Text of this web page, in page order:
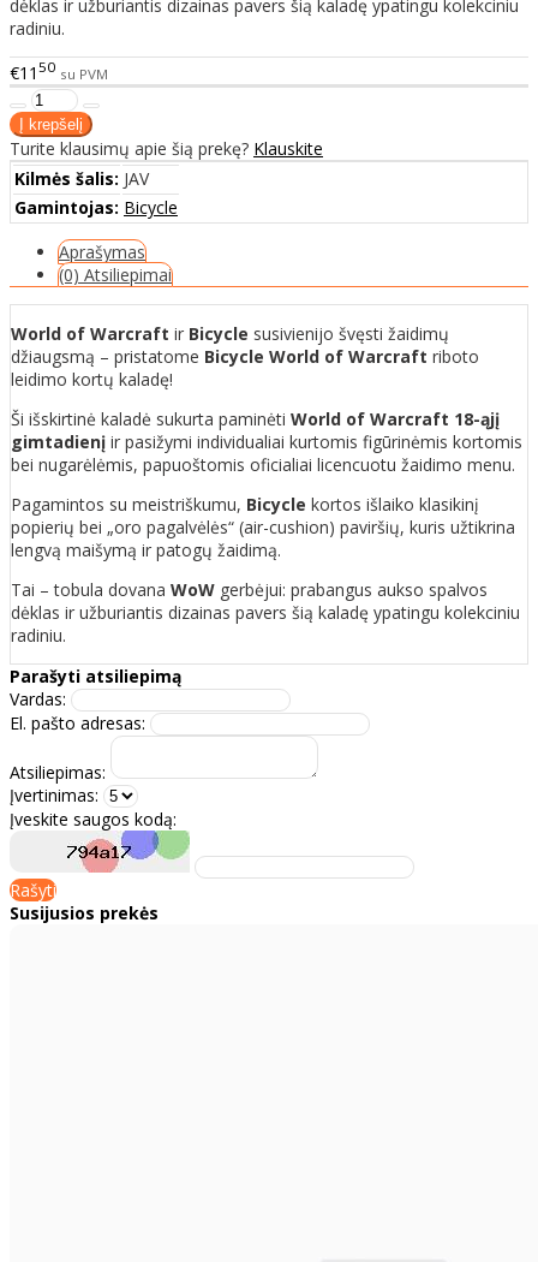
dėklas ir užburiantis dizainas pavers šią kaladę ypatingu kolekciniu
radiniu.
€11 50 su PVM
Turite klausimų apie šią prekę? Klauskite
Kilmės šalis: JAV
Gamintojas: Bicycle
Aprašymas
(0) Atsiliepimai
World of Warcraft ir Bicycle susivienijo švęsti žaidimų
džiaugsmą – pristatome Bicycle World of Warcraft riboto
leidimo kortų kaladę!
Ši išskirtinė kaladė sukurta paminėti World of Warcraft 18-ąjį
gimtadienį ir pasižymi individualiai kurtomis figūrinėmis kortomis
bei nugarėlėmis, papuoštomis oficialiai licencuotu žaidimo menu.
Pagamintos su meistriškumu, Bicycle kortos išlaiko klasikinį
popierių bei „oro pagalvėlės“ (air-cushion) paviršių, kuris užtikrina
lengvą maišymą ir patogų žaidimą.
Tai – tobula dovana WoW gerbėjui: prabangus aukso spalvos
dėklas ir užburiantis dizainas pavers šią kaladę ypatingu kolekciniu
radiniu.
Parašyti atsiliepimą
Vardas:
El. pašto adresas:
Atsiliepimas:
Įvertinimas:
Įveskite saugos kodą:
Rašyti
Susijusios prekės